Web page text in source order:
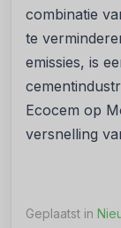
combinatie
te
emissies, is
Ecocem op
versnelling
Geplaatst in